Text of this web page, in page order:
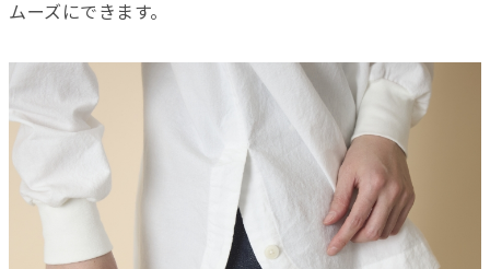
ムーズにできます。